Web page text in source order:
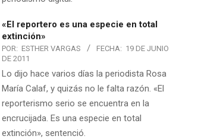
«El reportero es una especie en total
extinción»
POR: ESTHER VARGAS FECHA: 19 DE JUNIO
DE 2011
Lo dijo hace varios días la periodista Rosa
María Calaf, y quizás no le falta razón. «El
reporterismo serio se encuentra en la
encrucijada. Es una especie en total
extinción», sentenció.